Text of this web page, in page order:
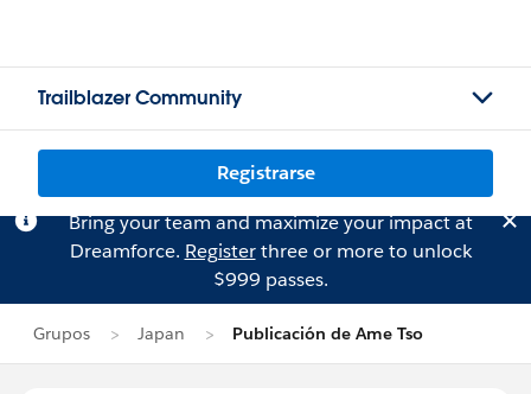
Trailblazer Community
Registrarse
Bring your team and maximize your impact at
Dreamforce. Registerthree or more to unlock
$999 passes.
Grupos Japan Publicación de Ame Tso